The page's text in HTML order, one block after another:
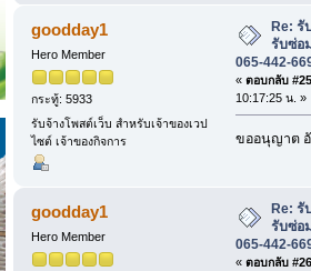
goodday1
Hero Member
กระทู้: 5933
รับจ้างโพสต์เว็บ สำหรับเจ้าของเวป
ไซต์ เจ้าของกิจการ
Re: รั
รับซ่อ
065-442-
« ตอบกลับ
10:17:25 น. »
ขออนุญาต
goodday1
Hero Member
Re: รั
รับซ่อ
065-442-
« ตอบกลับ